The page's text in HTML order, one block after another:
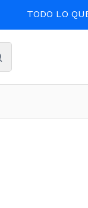
TODO LO